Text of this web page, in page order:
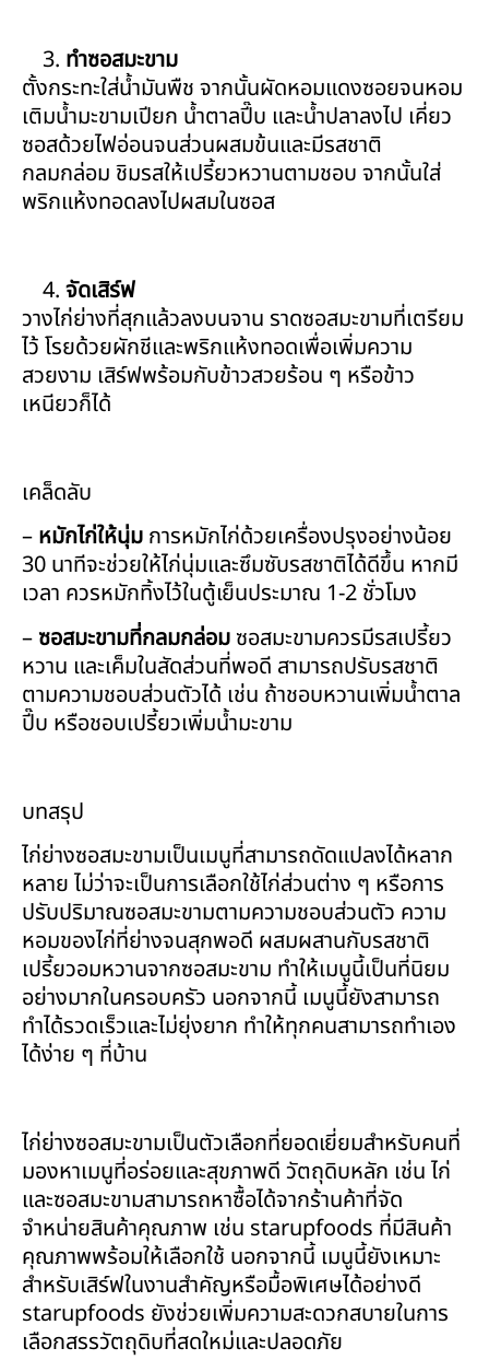
ทำซอสมะขาม
ตั้งกระทะใส่น้ำมันพืช จากนั้นผัดหอมแดงซอยจนหอม
เติมน้ำมะขามเปียก น้ำตาลปี๊บ และน้ำปลาลงไป เคี่ยว
ซอสด้วยไฟอ่อนจนส่วนผสมข้นและมีรสชาติ
กลมกล่อม ชิมรสให้เปรี้ยวหวานตามชอบ จากนั้นใส่
พริกแห้งทอดลงไปผสมในซอส
จัดเสิร์ฟ
วางไก่ย่างที่สุกแล้วลงบนจาน ราดซอสมะขามที่เตรียม
ไว้ โรยด้วยผักชีและพริกแห้งทอดเพื่อเพิ่มความ
สวยงาม เสิร์ฟพร้อมกับข้าวสวยร้อน ๆ หรือข้าว
เหนียวก็ได้
เคล็ดลับ
– หมักไก่ให้นุ่ม การหมักไก่ด้วยเครื่องปรุงอย่างน้อย
30 นาทีจะช่วยให้ไก่นุ่มและซึมซับรสชาติได้ดีขึ้น หากมี
เวลา ควรหมักทิ้งไว้ในตู้เย็นประมาณ 1-2 ชั่วโมง
–ซอสมะขามที่กลมกล่อมซอสมะขามควรมีรสเปรี้ยว
หวาน และเค็มในสัดส่วนที่พอดี สามารถปรับรสชาติ
ตามความชอบส่วนตัวได้ เช่น ถ้าชอบหวานเพิ่มน้ำตาล
ปี๊บ หรือชอบเปรี้ยวเพิ่มน้ำมะขาม
บทสรุป
ไก่ย่างซอสมะขามเป็นเมนูที่สามารถดัดแปลงได้หลาก
หลาย ไม่ว่าจะเป็นการเลือกใช้ไก่ส่วนต่าง ๆ หรือการ
ปรับปริมาณซอสมะขามตามความชอบส่วนตัว ความ
หอมของไก่ที่ย่างจนสุกพอดี ผสมผสานกับรสชาติ
เปรี้ยวอมหวานจากซอสมะขาม ทำให้เมนูนี้เป็นที่นิยม
อย่างมากในครอบครัว นอกจากนี้ เมนูนี้ยังสามารถ
ทำได้รวดเร็วและไม่ยุ่งยาก ทำให้ทุกคนสามารถทำเอง
ได้ง่าย ๆ ที่บ้าน
ไก่ย่างซอสมะขามเป็นตัวเลือกที่ยอดเยี่ยมสำหรับคนที่
มองหาเมนูที่อร่อยและสุขภาพดี วัตถุดิบหลัก เช่น ไก่
และซอสมะขามสามารถหาซื้อได้จากร้านค้าที่จัด
จำหน่ายสินค้าคุณภาพ เช่น starupfoods ที่มีสินค้า
คุณภาพพร้อมให้เลือกใช้ นอกจากนี้ เมนูนี้ยังเหมาะ
สำหรับเสิร์ฟในงานสำคัญหรือมื้อพิเศษได้อย่างดี
starupfoods ยังช่วยเพิ่มความสะดวกสบายในการ
เลือกสรรวัตถุดิบที่สดใหม่และปลอดภัย